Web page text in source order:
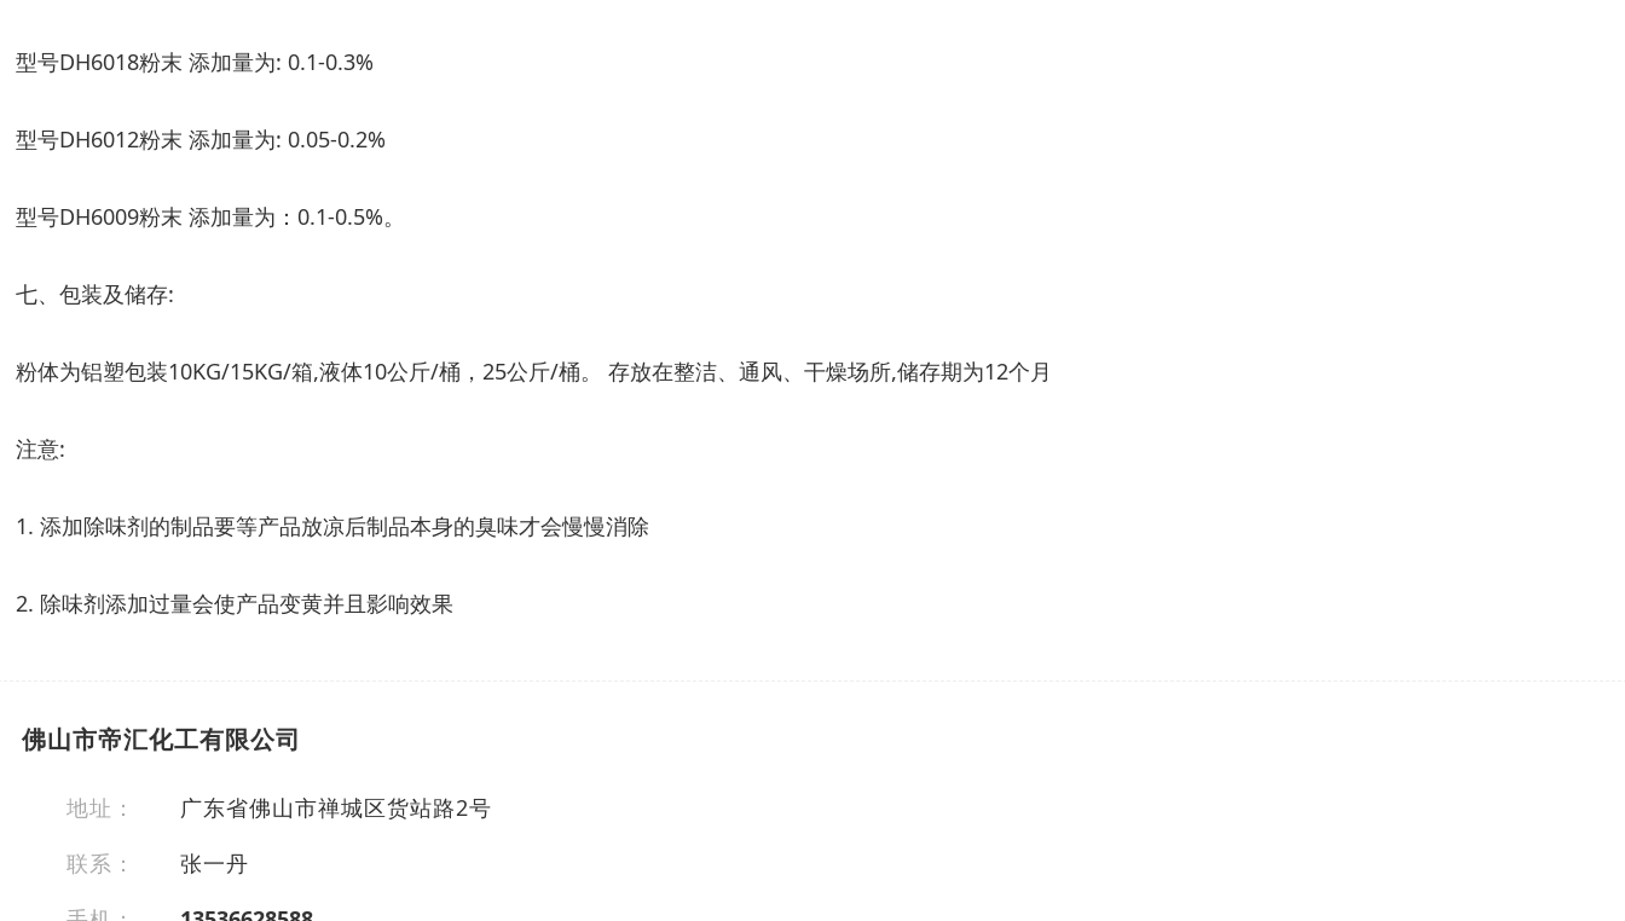
型号DH6018粉末 添加量为: 0.1-0.3%
型号DH6012粉末 添加量为: 0.05-0.2%
型号DH6009粉末 添加量为：0.1-0.5%。
七、包装及储存:
粉体为铝塑包装10KG/15KG/箱,液体10公斤/桶，25公斤/桶。 存放在整洁、通风、干燥场所,储存期为12个月
注意:
1. 添加除味剂的制品要等产品放凉后制品本身的臭味才会慢慢消除
2. 除味剂添加过量会使产品变黄并且影响效果
佛山市帝汇化工有限公司
地址：
广东省佛山市禅城区货站路2号
联系：
张一丹